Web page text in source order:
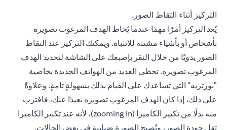
التركيز أثناء التقاط الصور.
يُعد التركيز أمرًا مهمًا عندما يُحاط الهدف المرغوب تصويره
بأشخاص أو بأشياء مشتتة للانتباه. ويمكنك التركيز عند التقاط
الصور يدويًا من خلال النقر بإصبعك على الشاشة لتحديد الهدف
المرغوب تصويره. تحظى العديد من الهواتف الجديدة بخاصية
"بورتريه" التي تساعدك على القيام بذلك بسهولةٍ تامةٍ. وعلاوةً
على ذلك، إذا كان الهدف المرغوب تصويره بعيدًا عنك، فاقترب
منه بدلًا من تكبير الكاميرا (zooming in)، لأنه عند تكبير الكاميرا
تقل جودة الصور، وتُصبح الصورة ضبابية في بعض الحالات.